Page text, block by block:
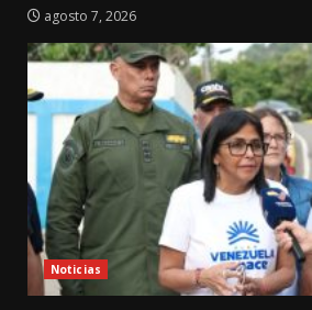
agosto 7, 2026
Noticias